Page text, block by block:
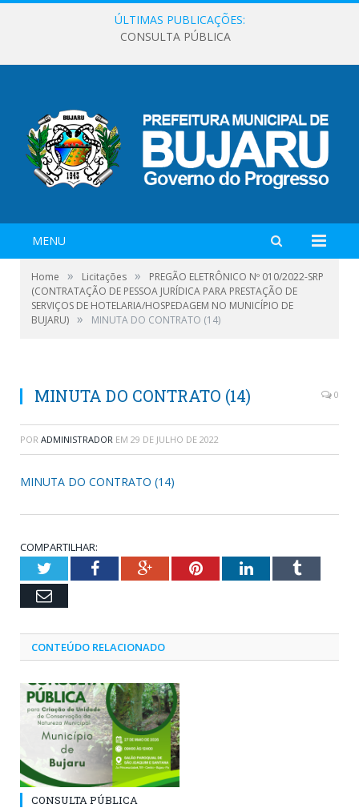
ÚLTIMAS PUBLICAÇÕES:
CONSULTA PÚBLICA
MENU
Home » Licitações »
PREGÃO ELETRÔNICO Nº 010/2022-SRP
(CONTRATAÇÃO DE PESSOA JURÍDICA PARA PRESTAÇÃO DE
SERVIÇOS DE HOTELARIA/HOSPEDAGEM NO MUNICÍPIO DE
BUJARU) » MINUTA DO CONTRATO (14)
MINUTA DO CONTRATO (14) 0
POR ADMINISTRADOR EM 29 DE JULHO DE 2022
MINUTA DO CONTRATO (14)
COMPARTILHAR:
TwitterFacebookGoogle+PinterestLinkedInTumblr
Email
CONTEÚDO RELACIONADO
CONSULTA PÚBLICA